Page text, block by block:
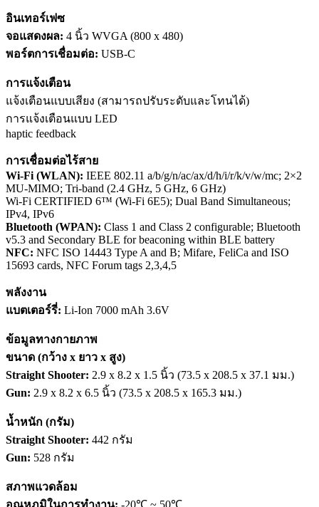
อินเทอร์เฟซ
จอแสดงผล: 4 นิ้ว WVGA (800 x 480)
พอร์ตการเชื่อมต่อ: USB-C
การแจ้งเตือน
แจ้งเตือนแบบเสียง (สามารถปรับระดับและโทนได้)
การแจ้งเตือนแบบ LED
haptic feedback
การเชื่อมต่อไร้สาย
Wi-Fi (WLAN): IEEE 802.11 a/b/g/n/ac/ax/d/h/i/r/k/v/w/mc; 2×2
MU-MIMO; Tri-band (2.4 GHz, 5 GHz, 6 GHz)
Wi-Fi CERTIFIED 6™ (Wi-Fi 6E5); Dual Band Simultaneous;
IPv4, IPv6
Bluetooth (WPAN): Class 1 and Class 2 configurable; Bluetooth
v5.3 and Secondary BLE for beaconing within BLE battery
NFC: NFC ISO 14443 Type A and B; Mifare, FeliCa and ISO
15693 cards, NFC Forum tags 2,3,4,5
พลังงาน
แบตเตอร์รี่: Li-Ion 7000 mAh 3.6V
ข้อมูลทางกายภาพ
ขนาด (กว้าง x ยาว x สูง)
Straight Shooter: 2.9 x 8.2 x 1.5 นิ้ว (73.5 x 208.5 x 37.1 มม.)
Gun: 2.9 x 8.2 x 6.5 นิ้ว (73.5 x 208.5 x 165.3 มม.)
น้ำหนัก (กรัม)
Straight Shooter: 442 กรัม
Gun: 528 กรัม
สภาพแวดล้อม
อุณหภูมิในการทำงาน: -20℃ ~ 50℃